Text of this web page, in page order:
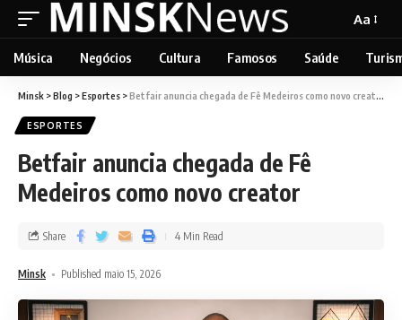
Aa
Música Negócios Cultura Famosos Saúde
Minsk >Blog >Esportes >Betfair anuncia chegada de Fê Medeiros como novo creator
ESPORTES
Betfair anuncia chegada de Fê
Medeiros como novo creator
Minsk Published maio 15, 2026
Share 4 Min Read